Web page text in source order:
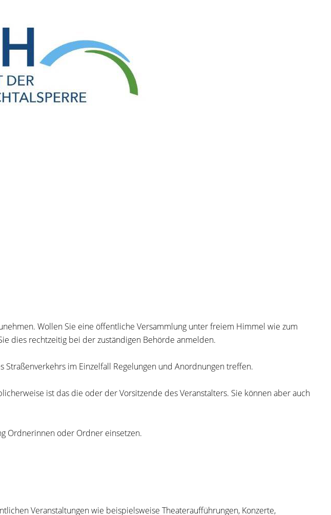
Wollen Sie eine öffentliche Versammlung unter freiem Himmel wie zum
dies rechtzeitig bei der zuständigen Behörde anmelden.
im Einzelfall Regelungen und Anordnungen treffen.
ist das die oder der Vorsitzende des Veranstalters. Sie können aber auch
Ordnerinnen oder Ordner einsetzen.
Veranstaltungen wie beispielsweise Theateraufführungen, Konzerte,